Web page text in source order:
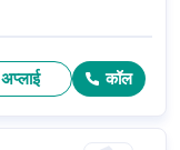
अप्लाई कॉल